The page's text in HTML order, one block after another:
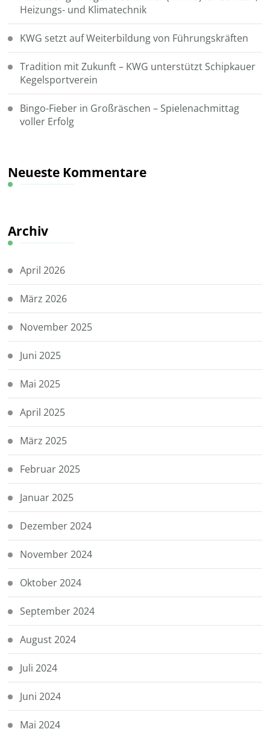
Heizungs- und Klimatechnik
KWG setzt auf Weiterbildung von Führungskräften
Tradition mit Zukunft – KWG unterstützt Schipkauer
Kegelsportverein
Bingo-Fieber in Großräschen – Spielenachmittag
voller Erfolg
Neueste Kommentare
Archiv
April 2026
März 2026
November 2025
Juni 2025
Mai 2025
April 2025
März 2025
Februar 2025
Januar 2025
Dezember 2024
November 2024
Oktober 2024
September 2024
August 2024
Juli 2024
Juni 2024
Mai 2024